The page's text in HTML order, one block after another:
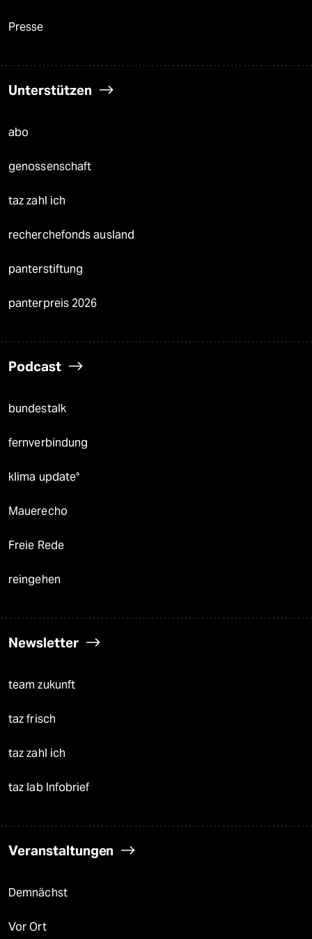
Presse
Unterstützen
abo
genossenschaft
taz zahl ich
recherchefonds ausland
panterstiftung
panterpreis 2026
Podcast
bundestalk
fernverbindung
klima update°
Mauerecho
Freie Rede
reingehen
Newsletter
team zukunft
taz frisch
taz zahl ich
taz lab Infobrief
Veranstaltungen
Demnächst
Vor Ort